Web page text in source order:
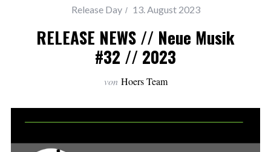
Release Day 13. August 2023
RELEASE NEWS // Neue Musik
#32 // 2023
von Hoers Team